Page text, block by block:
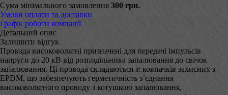
Сума мінімального замовлення 300 грн.
Умови оплати та доставки
Графік роботи компанії
Детальний опис
Залишити відгук
Провода високовольтні призначені для передачі імпульсів
напруги до 20 кВ від розподільника запалювання до свічок
запалювання. Ці провода складаються з: ковпачків захисних з
EPDM, що забезпечують герметичність з’єднання
високовольтного проводу з котушкою запалювання,